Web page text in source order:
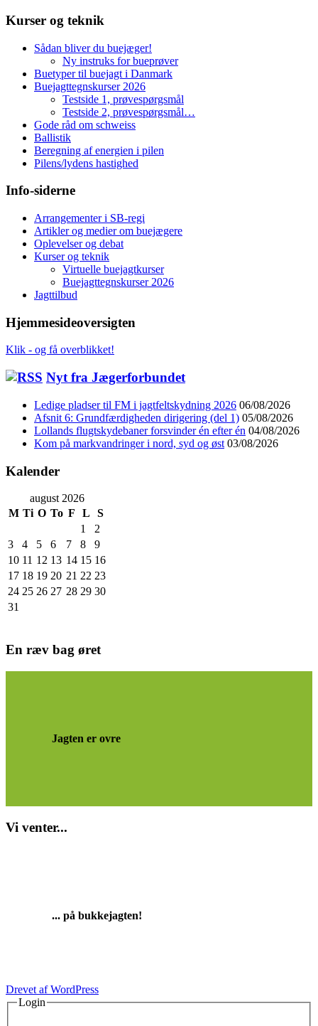
Kurser og teknik
Sådan bliver du buejæger!
Ny instruks for bueprøver
Buetyper til buejagt i Danmark
Buejagttegnskurser 2026
Testside 1, prøvespørgsmål
Testside 2, prøvespørgsmål…
Gode råd om schweiss
Ballistik
Beregning af energien i pilen
Pilens/lydens hastighed
Info-siderne
Arrangementer i SB-regi
Artikler og medier om buejægere
Oplevelser og debat
Kurser og teknik
Virtuelle buejagtkurser
Buejagttegnskurser 2026
Jagttilbud
Hjemmesideoversigten
Klik - og få overblikket!
Nyt fra Jægerforbundet
Ledige pladser til FM i jagtfeltskydning 2026 06/08/2026
Afsnit 6: Grundfærdigheden dirigering (del 1) 05/08/2026
Lollands flugtskydebaner forsvinder én efter én 04/08/2026
Kom på markvandringer i nord, syd og øst 03/08/2026
Kalender
august 2026
M Ti O To F L
S
1
2
3
4 5 6 7 8
9
10 11 12 13 14 15 16
17 18 19 20 21 22 23
24 25 26 27 28 29 30
31
En ræv bag øret
Jagten er ovre
Vi venter...
... på bukkejagten!
Drevet af WordPress
Login